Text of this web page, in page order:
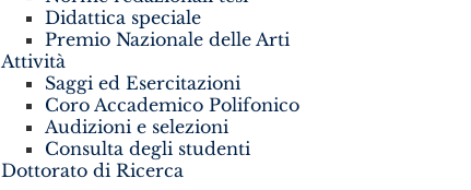
Didattica speciale
Premio Nazionale delle Arti
Attività
Saggi ed Esercitazioni
Coro Accademico Polifonico
Audizioni e selezioni
Consulta degli studenti
Dottorato di Ricerca